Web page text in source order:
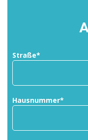
Straße*
Hausnummer*